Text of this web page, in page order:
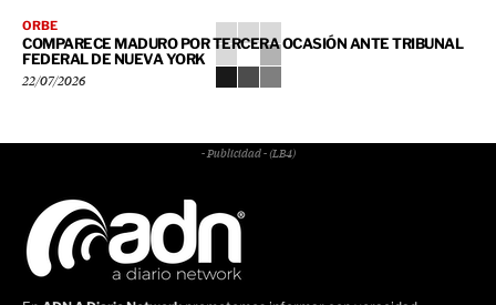
ORBE
COMPARECE MADURO POR TERCERA OCASIÓN ANTE TRIBUNAL
FEDERAL DE NUEVA YORK
22/07/2026
- Publicidad - (LB4)